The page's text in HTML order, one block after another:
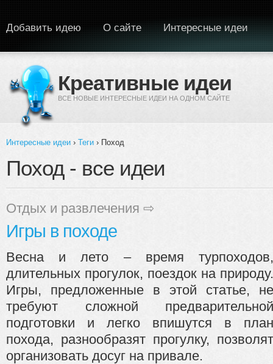
Креативные идеи
ВСЕ НОВЫЕ ИНТЕРЕСНЫЕ ИДЕИ НА ОДНОМ САЙТЕ
Добавить идею О сайте Интересные идеи
Вы здесь
Интересные идеи › Теги › Поход
Поход - все идеи
Отдых и развлечения ⇨
Игры в походе
Весна и лето – время турпоходов,
длительных прогулок, поездок на природу.
Игры, предложенные в этой статье, не
требуют сложной предварительной
подготовки и легко впишутся в план
похода, разнообразят прогулку, позволят
организовать досуг на привале.